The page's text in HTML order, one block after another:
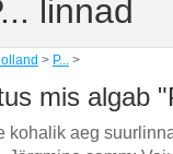
linnad
> P...>
mis algab
kohalik aeg